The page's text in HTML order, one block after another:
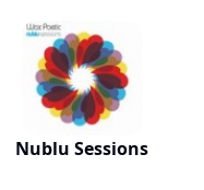
Nublu Sessions